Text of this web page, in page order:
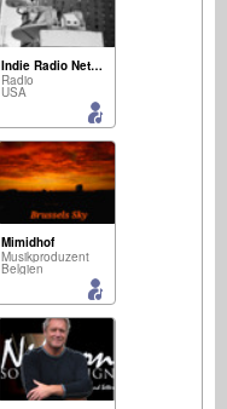
Indie Radio Network
Radio
USA
Mimidhof
Musikproduzent
Belgien